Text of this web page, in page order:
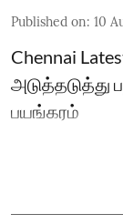
Published on: 10
Chennai
அடுத்தடுத்து
பயங்கரம்